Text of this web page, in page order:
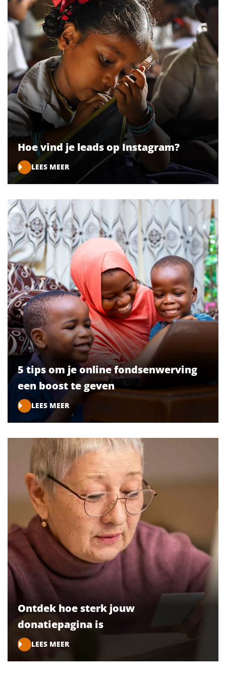
Hoe vind je leads op Instagram?
LEES MEER
5 tips om je online fondsenwerving
een boost te geven
LEES MEER
Ontdek hoe sterk jouw
donatiepagina is
LEES MEER